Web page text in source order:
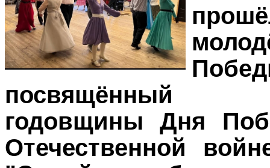
посвящённый
годовщины Дня
Отечественной